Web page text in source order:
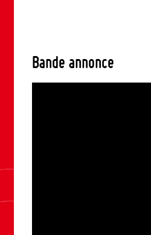
Bande annonce